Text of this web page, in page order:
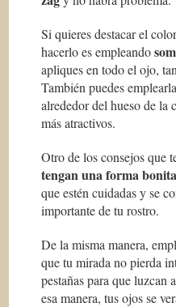
Si quieres destacar el
hacerlo es empleando
apliques en todo el ojo,
También puedes
alrededor del hueso de la
más atractivos.
Otro de los consejos que
tengan una forma
que estén cuidadas y se
importante de tu rostro.
De la misma manera,
que tu mirada no pierda
pestañas para que luzcan
esa manera, tus ojos se